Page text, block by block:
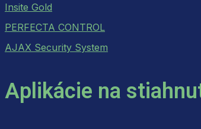
Insite Gold
PERFECTA CONTROL
AJAX Security System
Aplikácie na